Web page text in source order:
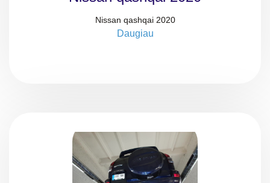
Nissan qashqai 2020
Daugiau